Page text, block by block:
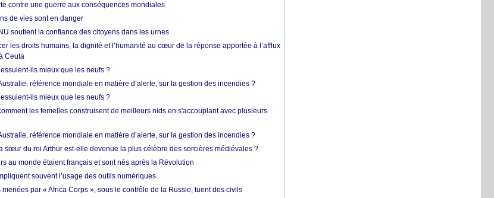
contre une guerre aux conséquences mondiales
de vies sont en danger
soutient la confiance des citoyens dans les urnes
les droits humains, la dignité et l’humanité au cœur de la réponse apportée à l’afflux
Ceuta
ils mieux que les neufs ?
référence mondiale en matière d’alerte, sur la gestion des incendies ?
ils mieux que les neufs ?
les femelles construisent de meilleurs nids en s'accouplant avec plusieurs
référence mondiale en matière d’alerte, sur la gestion des incendies ?
sœur du roi Arthur est-elle devenue la plus célèbre des sorcières médiévales ?
au monde étaient français et sont nés après la Révolution
souvent l’usage des outils numériques
par « Africa Corps », sous le contrôle de la Russie, tuent des civils